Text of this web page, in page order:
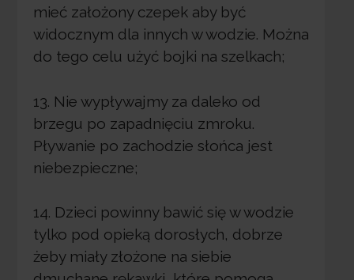
mieć założony czepek aby być
widocznym dla innych w wodzie. Można
do tego celu użyć bojki na szelkach;
13. Nie wypływajmy za daleko od
brzegu po zapadnięciu zmroku.
Pływanie po zachodzie słońca jest
niebezpieczne;
14. Dzieci powinny bawić się w wodzie
tylko pod opieką dorosłych, dobrze
żeby miały złożone na siebie